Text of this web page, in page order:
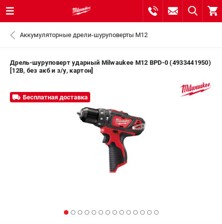
ВХОД ИЛИ РЕГИСТРАЦИЯ
+7 (8112) 59-10-67 - ЗАКАЗ ЗАПЧАСТЕЙ
0 ₽
Аккумуляторные дрели-шуруповерты M12
Дрель-шуруповерт ударный Milwaukee M12 BPD-0 (4933441950)
[12В, без акб и з/у, картон]
Бесплатная доставка